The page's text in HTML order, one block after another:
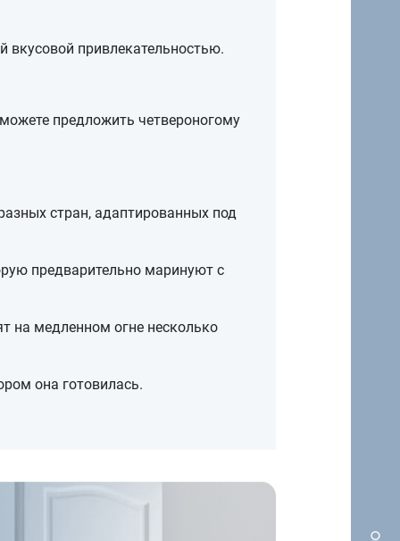
привлекательностью.
предложить четвероногому
стран, адаптированных под
предварительно маринуют с
на медленном огне несколько
она готовилась.